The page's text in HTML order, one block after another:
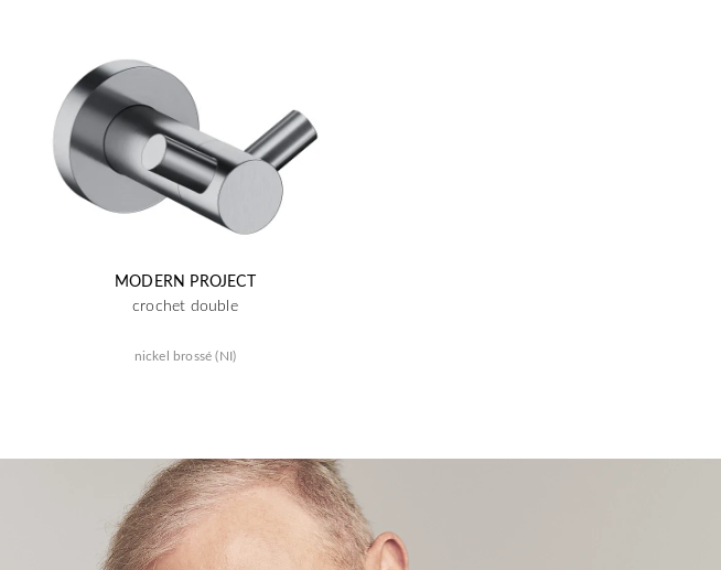
MODERN PROJECT
crochet double
nickel brossé (NI)